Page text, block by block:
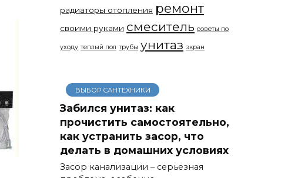
радиаторы отопления ремонт
своими руками смеситель советы по
уходу теплый пол трубы унитаз экран
ВЫБОР САНТЕХНИКИ
Забился унитаз: как
прочистить самостоятельно,
как устранить засор, что
делать в домашних условиях
Засор канализации – серьезная